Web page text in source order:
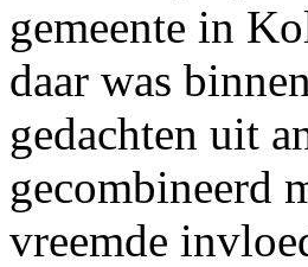
gemeente in
daar was
gedachten uit
gecombineerd
vreemde